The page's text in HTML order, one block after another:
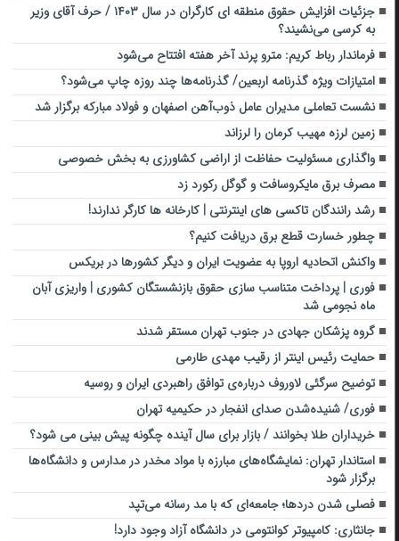
جزئیات افزایش حقوق منطقه ای کارگران در سال ۱۴۰۳ / حرف آقای وزیر
به کرسی می‌نشیند؟
فرماندار رباط کریم: مترو پرند آخر هفته افتتاح می‌شود
امتیازات ویژه گذرنامه اربعین/ گذرنامه‌ها چند روزه چاپ می‌شود؟
نشست تعاملی مدیران عامل ذوب‌آهن اصفهان و فولاد مبارکه برگزار شد
زمین لرزه مهیب کرمان را لرزاند
واگذاری مسئولیت حفاظت از اراضی کشاورزی به بخش خصوصی
مصرف برق مایکروسافت و گوگل رکورد زد
رشد رانندگان تاکسی‌ های اینترنتی | کارخانه ها کارگر ندارند!
چطور خسارت قطع برق دریافت کنیم؟
واکنش اتحادیه اروپا به عضویت ایران و دیگر کشورها در بریکس
فوری | پرداخت متناسب‌ سازی حقوق بازنشستگان کشوری | واریزی آبان
ماه نجومی شد
گروه پزشکان جهادی در جنوب تهران مستقر شدند
حمایت رئیس اینتر از رقیب مهدی طارمی
توضیح سرگئی لاوروف درباره‌ی توافق راهبردی ایران و روسیه
فوری/ شنیده‌شدن صدای انفجار در حکیمیه تهران
خریداران طلا بخوانند / بازار برای سال آینده چگونه پیش بینی می شود؟
استاندار تهران: نمایشگاه‌های مبارزه با مواد مخدر در مدارس و دانشگاه‌ها
برگزار شود
فصلی شدن دردها؛ جامعه‌ای که با مد رسانه می‌تپد
جانثاری: کامپیوتر کوانتومی در دانشگاه آزاد وجود دارد!